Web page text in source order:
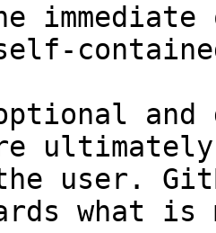
and
user.
what